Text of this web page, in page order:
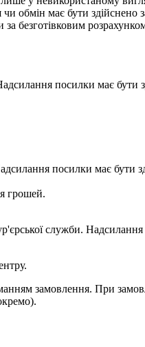
має бути здійснено
безготівковим
посилки має
посилки має
грошей.
служби. Надсилання
замовлення. При